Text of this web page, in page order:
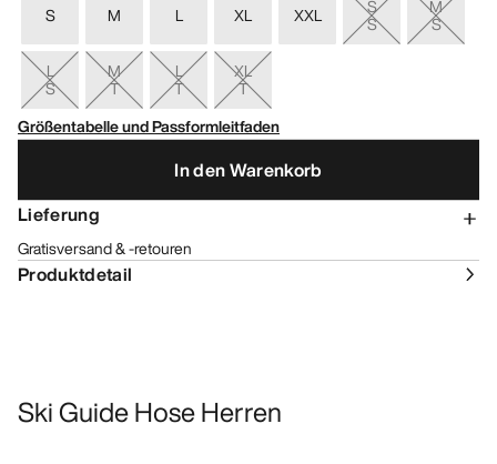
S M L XL XXL S
S
M
S
L
S
M
T
L
T
XL
T
Größentabelle und Passformleitfaden
In den Warenkorb
Lieferung
Gratisversand & -retouren
Produktdetail
Ski Guide Hose Herren